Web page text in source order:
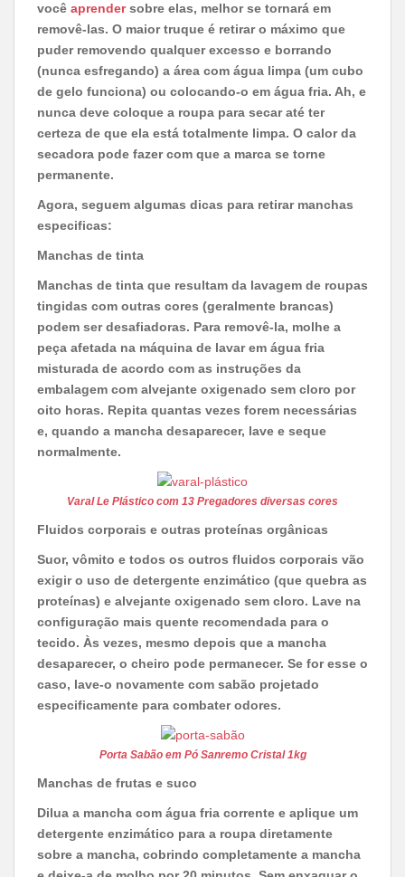
você aprendersobre elas, melhor se tornará em
removê-las. O maior truque é retirar o máximo que
puder removendo qualquer excesso e borrando
(nunca esfregando) a área com água limpa (um cubo
de gelo funciona) ou colocando-o em água fria. Ah, e
nunca deve coloque a roupa para secar até ter
certeza de que ela está totalmente limpa. O calor da
secadora pode fazer com que a marca se torne
permanente.
Agora, seguem algumas dicas para retirar manchas
especificas:
Manchas de tinta
Manchas de tinta que resultam da lavagem de roupas
tingidas com outras cores (geralmente brancas)
podem ser desafiadoras. Para removê-la, molhe a
peça afetada na máquina de lavar em água fria
misturada de acordo com as instruções da
embalagem com alvejante oxigenado sem cloro por
oito horas. Repita quantas vezes forem necessárias
e, quando a mancha desaparecer, lave e seque
normalmente.
Varal Le Plástico com 13 Pregadores diversas cores
Fluidos corporais e outras proteínas orgânicas
Suor, vômito e todos os outros fluidos corporais vão
exigir o uso de detergente enzimático (que quebra as
proteínas) e alvejante oxigenado sem cloro. Lave na
configuração mais quente recomendada para o
tecido. Às vezes, mesmo depois que a mancha
desaparecer, o cheiro pode permanecer. Se for esse o
caso, lave-o novamente com sabão projetado
especificamente para combater odores.
Porta Sabão em Pó Sanremo Cristal 1kg
Manchas de frutas e suco
Dilua a mancha com água fria corrente e aplique um
detergente enzimático para a roupa diretamente
sobre a mancha, cobrindo completamente a mancha